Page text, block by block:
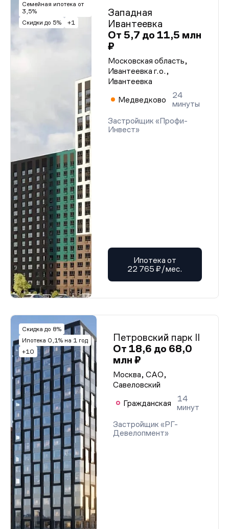
Семейная ипотека от
3,5%
Скидки до 5%
+1
Западная
Ивантеевка
От 5,7 до 11,5 млн
₽
Московская область,
Ивантеевка г.о.,
Ивантеевка
Медведково
24
минуты
Застройщик «Профи-
Инвест»
Ипотека от
22 765 ₽/мес.
Скидка до 8%
Ипотека 0,1% на 1 год
+10
Петровский парк II
От 18,6 до 68,0
млн ₽
Москва, САО,
Савеловский
Гражданская
14
минут
Застройщик «РГ-
Девелопмент»